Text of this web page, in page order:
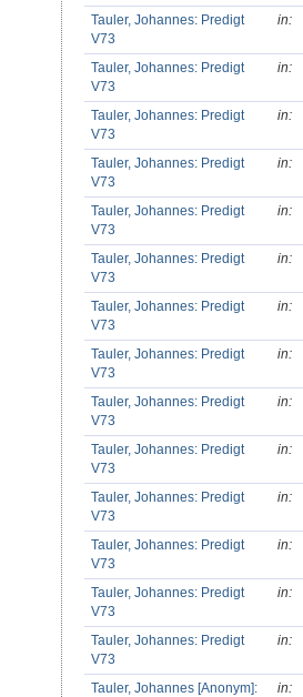
Tauler, Johannes: Predigt
V73
in:
Tauler, Johannes: Predigt
V73
in:
Tauler, Johannes: Predigt
V73
in:
Tauler, Johannes: Predigt
V73
in:
Tauler, Johannes: Predigt
V73
in:
Tauler, Johannes: Predigt
V73
in:
Tauler, Johannes: Predigt
V73
in:
Tauler, Johannes: Predigt
V73
in:
Tauler, Johannes: Predigt
V73
in:
Tauler, Johannes: Predigt
V73
in:
Tauler, Johannes: Predigt
V73
in:
Tauler, Johannes: Predigt
V73
in:
Tauler, Johannes: Predigt
V73
in:
Tauler, Johannes: Predigt
V73
in:
Tauler, Johannes [Anonym]:
in: